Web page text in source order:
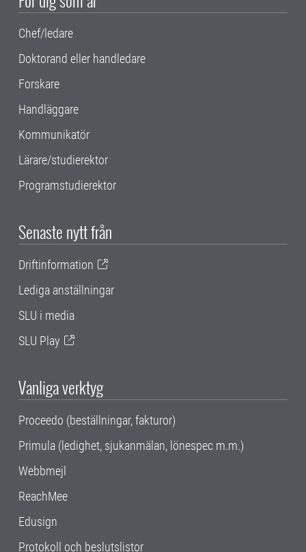
Chef/ledare
Doktorand eller handledare
Forskare
Handläggare
Kommunikatör
Lärare/studierektor
Programstudierektor
Senaste nytt från
Driftinformation
Lediga anställningar
SLU i media
SLU Play
Vanliga verktyg
Proceedo (beställningar, fakturor)
Primula (ledighet, sjukanmälan, lönespec m.m.)
Webbmejl
ReachMee
Edusign
Protokoll och beslutslistor